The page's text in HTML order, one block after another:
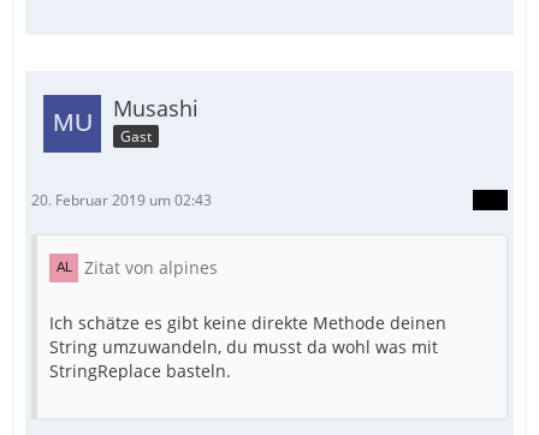
Musashi
Gast
20. Februar 2019 um 02:43
Zitat von alpines
Ich schätze es gibt keine direkte Methode deinen
String umzuwandeln, du musst da wohl was mit
StringReplace basteln.